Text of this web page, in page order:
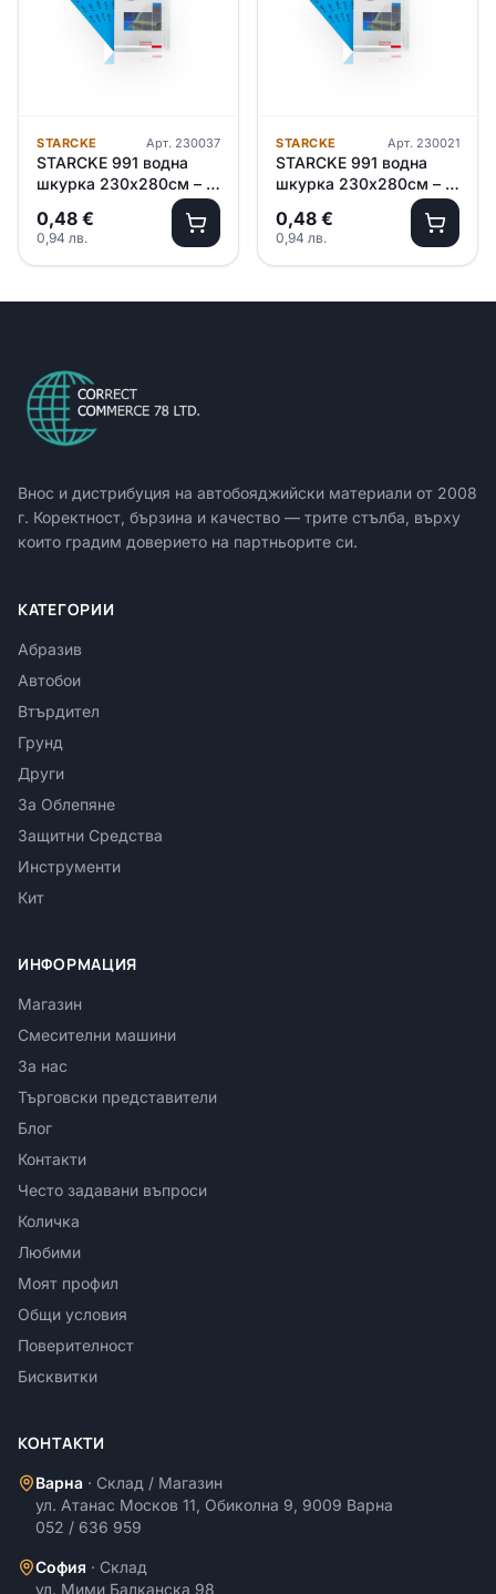
STARCKE Арт. 230037
STARCKE 991 водна
шкурка 230х280см – P
0,48 €
0,94 лв.
STARCKE Арт. 230021
STARCKE 991 водна
шкурка 230х280см – P
0,48 €
0,94 лв.
Внос и дистрибуция на автобояджийски материали от 2008
г. Коректност, бързина и качество — трите стълба, върху
които градим доверието на партньорите си.
КАТЕГОРИИ
Абразив
Автобои
Втърдител
Грунд
Други
За Облепяне
Защитни Средства
Инструменти
Кит
ИНФОРМАЦИЯ
Магазин
Смесителни машини
За нас
Търговски представители
Блог
Контакти
Често задавани въпроси
Количка
Любими
Моят профил
Общи условия
Поверителност
Бисквитки
КОНТАКТИ
Варна · Склад / Магазин
ул. Атанас Москов 11, Обиколна 9, 9009 Варна
052 / 636 959
София · Склад
ул. Мими Балканска 98